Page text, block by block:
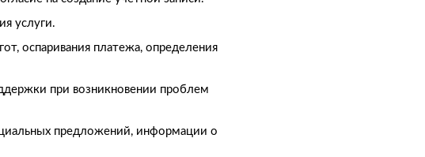
услуги.
оспаривания платежа, определения
при возникновении проблем
предложений, информации о